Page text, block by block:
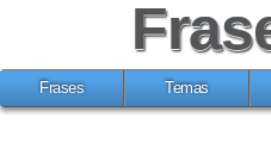
Frases Temas